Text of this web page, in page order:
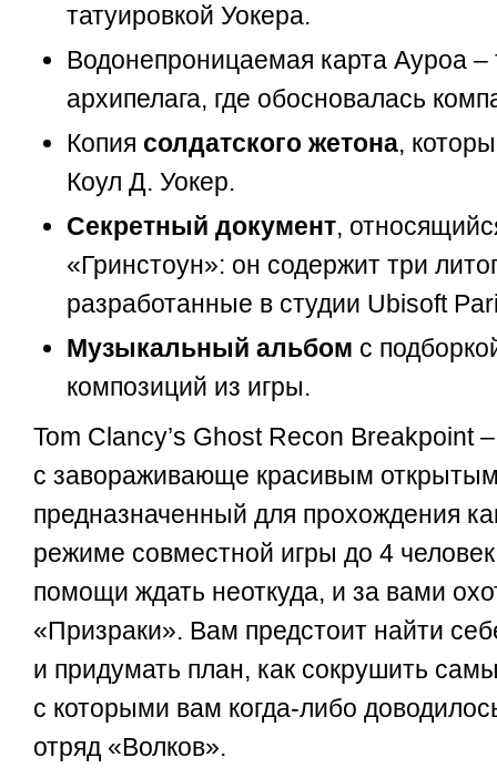
татуировкой Уокера.
Водонепроницаемая карта Ауроа –
архипелага, где обосновалась
Копия солдатского жетона,
Коул Д. Уокер.
Секретный документ,
«Гринстоун»: он содержит три
разработанные в студии Ubisoft
Музыкальный альбом с
композиций из игры.
Tom Clancy’s Ghost Recon Breakpoint
с завораживающе красивым
предназначенный для прохождения
режиме совместной игры до 4
помощи ждать неоткуда, и за вами
«Призраки». Вам предстоит найти
и придумать план, как сокрушить
с которыми вам когда-либо
отряд «Волков».